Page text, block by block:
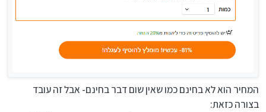
המחיר הוא לא בחינם כמו שאין שום דבר בחינם- אבל זה עובד
בצורה כזאת: